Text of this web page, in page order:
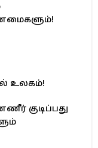
உலகம்!
குடிப்பது